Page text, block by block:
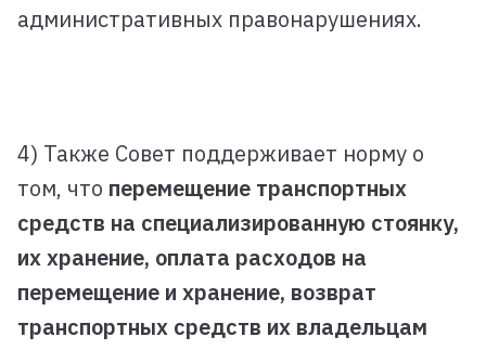
административных правонарушениях.
4) Также Совет поддерживает норму о
том, что перемещение транспортных
средств на специализированную стоянку,
их хранение, оплата расходов на
перемещение и хранение, возврат
транспортных средств их владельцам